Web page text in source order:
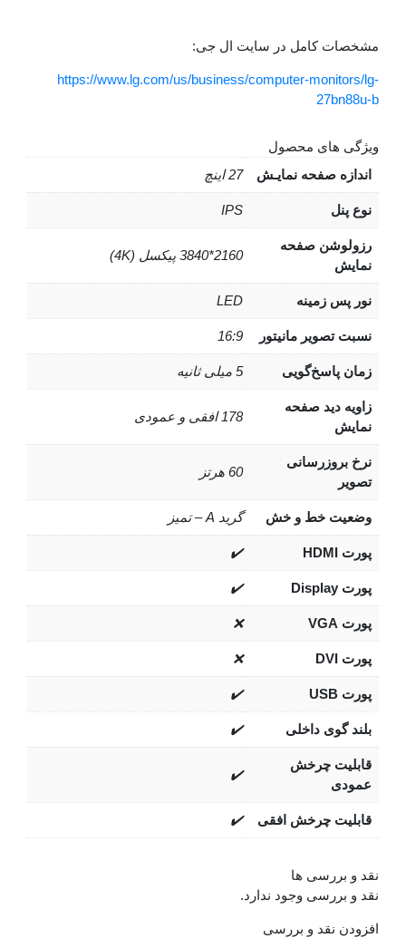
کامل در سایت ال جی:
https://www.lg.com/us/business/computer-
محصول
صفحه نمایـش
27 اینچ
صفحه
2160*3840 پیکسل (4K)
LED
مانیتور 16:9
5 میلی ثانیه
صفحه
178 افقی و عمودی
60 هرتز
خط و خش گرید A – تمیز
✔️
✔️
❌
❌
✔️
داخلی ✔️
چرخش
✔️
چرخش افقی ✔️
ها
وجود ندارد.
و بررسی